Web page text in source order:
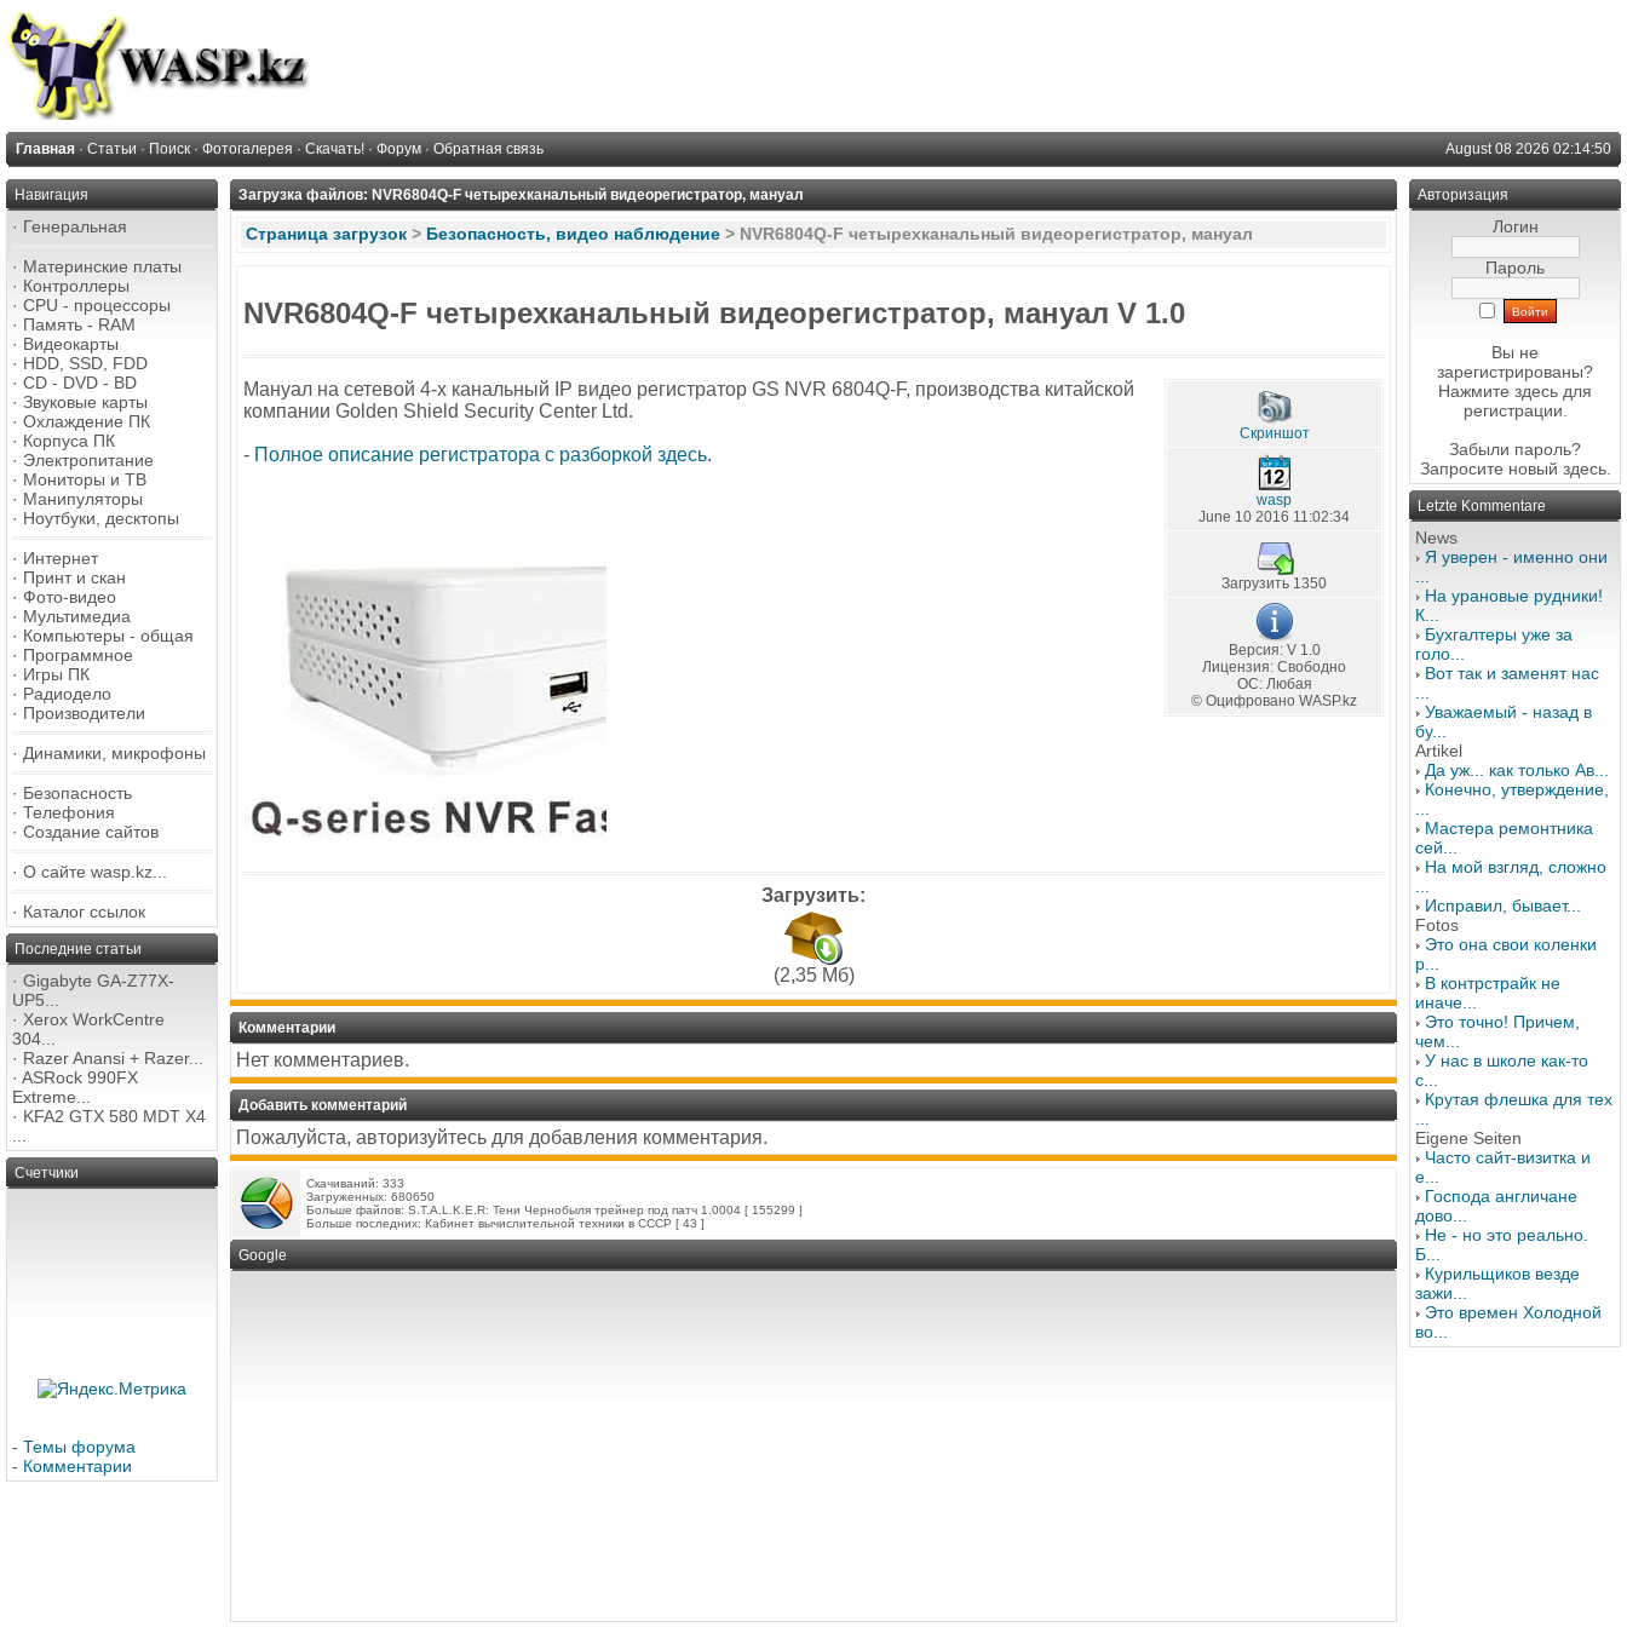
Главная · Статьи · Поиск · Фотогалерея · Скачать! · Форум · Обратная связь August 08 2026 02:14:50
Навигация
· Генеральная
· Материнские платы
· Контроллеры
· CPU - процессоры
· Память - RAM
· Видеокарты
· HDD, SSD, FDD
· CD - DVD - BD
· Звуковые карты
· Охлаждение ПК
· Корпуса ПК
· Электропитание
· Мониторы и ТВ
· Манипуляторы
· Ноутбуки, десктопы
· Интернет
· Принт и скан
· Фото-видео
· Мультимедиа
· Компьютеры - общая
· Программное
· Игры ПК
· Радиодело
· Производители
· Динамики, микрофоны
· Безопасность
· Телефония
· Создание сайтов
· О сайте wasp.kz...
· Каталог ссылок
Последние статьи
· Gigabyte GA-Z77X-
UP5...
· Xerox WorkCentre
304...
· Razer Anansi + Razer...
· ASRock 990FX
Extreme...
· KFA2 GTX 580 MDT X4
Счетчики
- Темы форума
- Комментарии
Загрузка файлов: NVR6804Q-F четырехканальный видеорегистратор, мануал
Страница загрузок > Безопасность, видео наблюдение > NVR6804Q-F четырехканальный видеорегистратор, мануал
NVR6804Q-F четырехканальный видеорегистратор, мануал V 1.0
Мануал на сетевой 4-х канальный IP видео регистратор GS NVR 6804Q-F, производства китайской
компании Golden Shield Security Center Ltd.
- Полное описание регистратора с разборкой здесь.
Скриншот
wasp
June 10 2016 11:02:34
Загрузить 1350
Версия: V 1.0
Лицензия: Свободно
OС: Любая
© Оцифровано WASP.kz
Загрузить:
(2,35 Мб)
Комментарии
Нет комментариев.
Добавить комментарий
Пожалуйста, авторизуйтесь для добавления комментария.
Скачиваний: 333
Загруженных: 680650
Больше файлов: S.T.A.L.K.E.R: Тени Чернобыля трейнер под патч 1.0004 [ 155299 ]
Больше последних: Кабинет вычислительной техники в СССР [ 43 ]
Google
Авторизация
Логин
Пароль
Вы не
зарегистрированы?
Нажмите здесь для
регистрации.
Забыли пароль?
Запросите новый здесь.
Letzte Kommentare
News
Я уверен - именно они
На урановые рудники!
К...
Бухгалтеры уже за
голо...
Вот так и заменят нас
Уважаемый - назад в
бу...
Artikel
Да уж... как только Ав...
Конечно, утверждение,
Мастера ремонтника
сей...
На мой взгляд, сложно
Исправил, бывает...
Fotos
Это она свои коленки
р...
В контрстрайк не
иначе...
Это точно! Причем,
чем...
У нас в школе как-то
с...
Крутая флешка для тех
Eigene Seiten
Часто сайт-визитка и
е...
Господа англичане
дово...
Не - но это реально.
Б...
Курильщиков везде
зажи...
Это времен Холодной
во...